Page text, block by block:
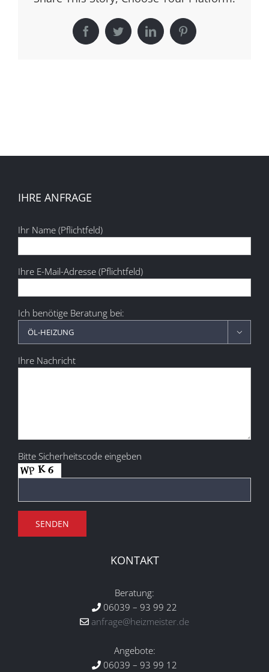
FacebookTwitterLinkedInPinterest
IHRE ANFRAGE
Ihr Name (Pflichtfeld)
Ihre E-Mail-Adresse (Pflichtfeld)
Ich benötige Beratung bei:

Ihre Nachricht
Bitte Sicherheitscode eingeben
KONTAKT
Beratung:
06039 – 93 99 22
anfrage@heizmeister.de
Angebote:
06039 – 93 99 12